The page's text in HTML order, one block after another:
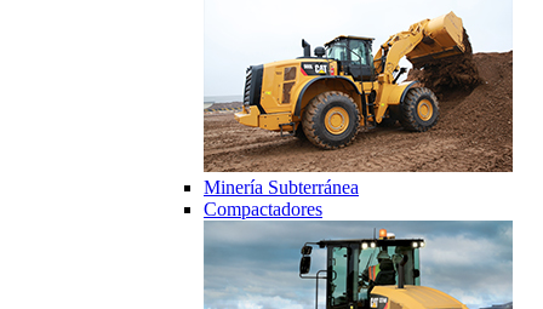
Minería Subterránea
Compactadores